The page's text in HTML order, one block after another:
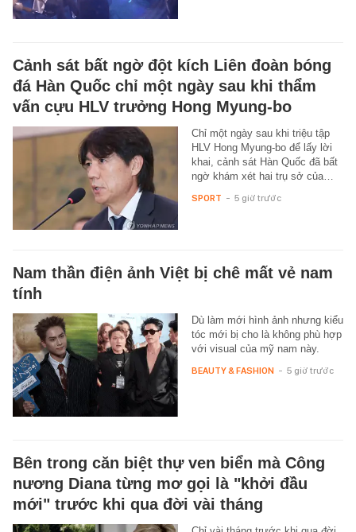
Cảnh sát bất ngờ đột kích Liên đoàn bóng
đá Hàn Quốc chỉ một ngày sau khi thẩm
vấn cựu HLV trưởng Hong Myung-bo
Chỉ một ngày sau khi triệu tập
HLV Hong Myung-bo để lấy lời
khai, cảnh sát Hàn Quốc đã bất
ngờ khám xét hai trụ sở của…
SPORT - 5 giờ trước
Nam thần điện ảnh Việt bị chê mất vẻ nam
tính
Dù làm mới hình ảnh nhưng kiểu
tóc mới bị cho là không phù hợp
với visual của mỹ nam này.
BEAUTY & FASHION - 5 giờ trước
Bên trong căn biệt thự ven biển mà Công
nương Diana từng mơ gọi là "khởi đầu
mới" trước khi qua đời vài tháng